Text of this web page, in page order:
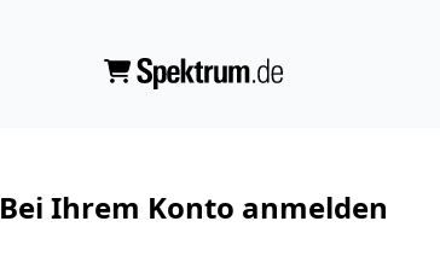
Bei Ihrem Konto anmelden